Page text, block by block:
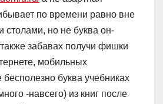
по времени равно вне
столами, но не буква он-
забавах получи фишки
мобильных
буква учебниках
-навсего) из книг после